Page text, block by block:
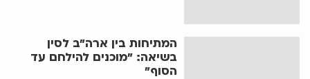
המתיחות בין ארה"ב לסין
בשיאה: "מוכנים להילחם עד
הסוף"